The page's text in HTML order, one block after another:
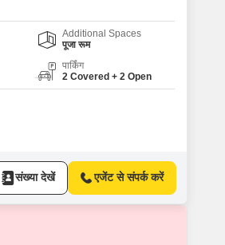
Additional Spaces
पूजा रूम
पार्किंग
2 Covered + 2 Open
संख्या देखें एजेंट से संपर्क करें